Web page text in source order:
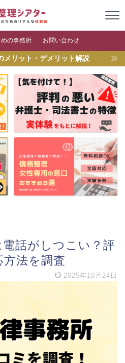
の事務所 お問い合わせ
メリット・デメリット解説
話がしつこい？評
法を調査
2025年10月24日